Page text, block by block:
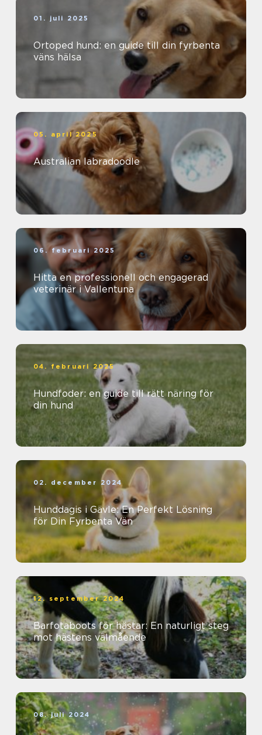
01. juli 2025
Ortoped hund: en guide till din fyrbenta
väns hälsa
05. april 2025
Australian labradoodle
06. februari 2025
Hitta en professionell och engagerad
veterinär i Vallentuna
04. februari 2025
Hundfoder: en guide till rätt näring för
din hund
02. december 2024
Hunddagis i Gävle: En Perfekt Lösning
för Din Fyrbenta Vän
12. september 2024
Barfotaboots för hästar: En naturligt steg
mot hästens välmående
08. juli 2024